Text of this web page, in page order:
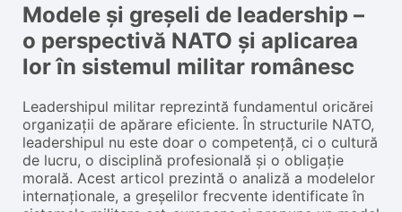
Modele și greșeli de leadership –
o perspectivă NATO și aplicarea
lor în sistemul militar românesc
Leadershipul militar reprezintă fundamentul oricărei
organizații de apărare eficiente. În structurile NATO,
leadershipul nu este doar o competență, ci o cultură
de lucru, o disciplină profesională și o obligație
morală. Acest articol prezintă o analiză a modelelor
internaționale, a greșelilor frecvente identificate în